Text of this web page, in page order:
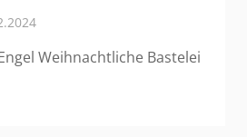
Weihnachtliche Bastelei